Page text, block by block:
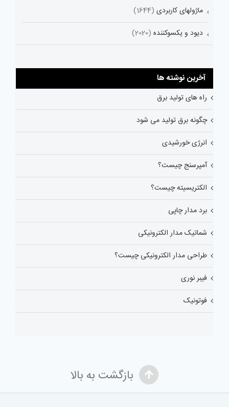
ماژولهای کاربردی (1644)
دیود و یکسوکننده (2020)
آخرین نوشته ها
راه های تولید برق
چگونه برق تولید می شود
انرژی خورشیدی
آمپرسنج چیست؟
الکتریسیته چیست؟
برد مدار چاپی
شماتیک مدار الکترونیکی
طراحی مدار الکترونیکی چیست؟
فیبر نوری
فوتونیک
بازگشت به بالا